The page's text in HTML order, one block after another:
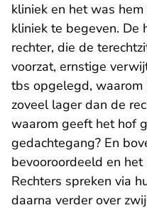
kliniek en het was
kliniek te begeven. De
rechter, die de
voorzat, ernstige
tbs opgelegd,
zoveel lager dan de
waarom geeft het hof
gedachtegang? En
bevooroordeeld en
Rechters spreken via
daarna verder over